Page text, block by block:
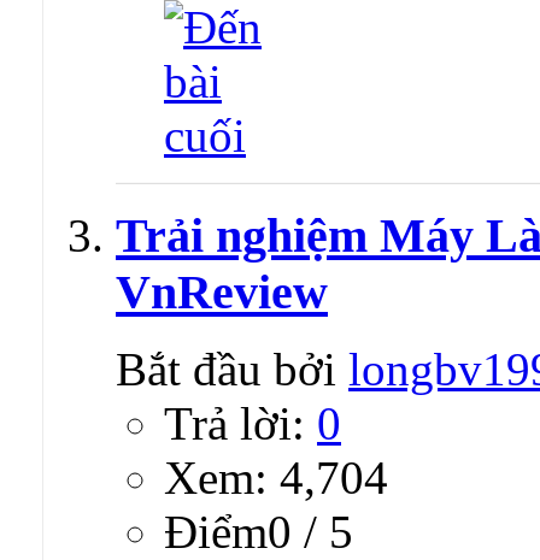
Trải nghiệm Máy
VnReview
Bắt đầu bởi
Trả lời: 0
Xem: 4,704
Ðiểm0 / 5